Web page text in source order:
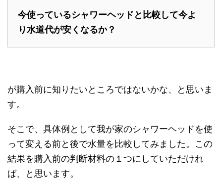
今使っているシャワーヘッドと比較して今よ
り水道代が安くなるか？
が購入前に知りたいところではないかな、と思いま
す。
そこで、具体例として我が家のシャワーヘッドを使
って変える前と後で水量を比較してみました。この
結果を購入前の判断材料の１つにしていただけれ
ば、と思います。